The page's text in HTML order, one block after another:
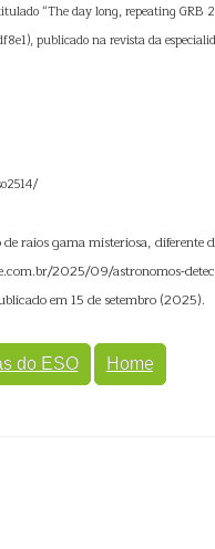
“The day long, repeating
publicado na revista da
raios gama misteriosa, diferente
2025/09/astronomos-
em 15 de setembro (2025).
do ESO Home